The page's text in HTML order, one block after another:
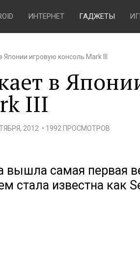
ИНТЕРНЕТ ГАДЖЕТЫ
Японии игровую консоль Mark III
в
III
2012 • 1992 ПРОСМОТРОВ
вышла самая первая
стала известна как